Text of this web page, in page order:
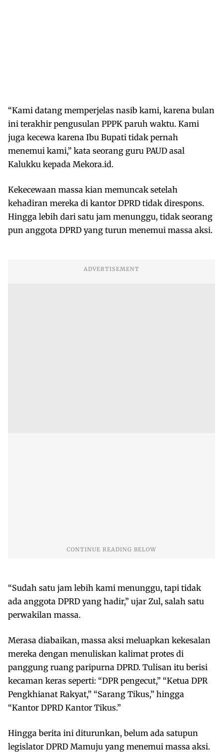
“Kami datang memperjelas nasib kami, karena bulan
ini terakhir pengusulan PPPK paruh waktu. Kami
juga kecewa karena Ibu Bupati tidak pernah
menemui kami,” kata seorang guru PAUD asal
Kalukku kepada Mekora.id.
Kekecewaan massa kian memuncak setelah
kehadiran mereka di kantor DPRD tidak direspons.
Hingga lebih dari satu jam menunggu, tidak seorang
pun anggota DPRD yang turun menemui massa aksi.
“Sudah satu jam lebih kami menunggu, tapi tidak
ada anggota DPRD yang hadir,” ujar Zul, salah satu
perwakilan massa.
Merasa diabaikan, massa aksi meluapkan kekesalan
mereka dengan menuliskan kalimat protes di
panggung ruang paripurna DPRD. Tulisan itu berisi
kecaman keras seperti: “DPR pengecut,” “Ketua DPR
Pengkhianat Rakyat,” “Sarang Tikus,” hingga
“Kantor DPRD Kantor Tikus.”
Hingga berita ini diturunkan, belum ada satupun
legislator DPRD Mamuju yang menemui massa aksi.